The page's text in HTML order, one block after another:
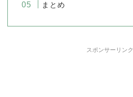
まとめ
スポンサーリンク